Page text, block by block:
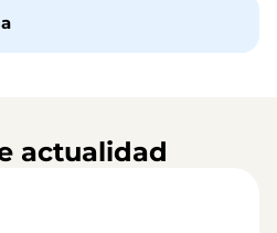
actualidad